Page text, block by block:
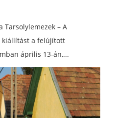
Tarsolylemezek – A
kiállítást a felújított
április 13-án,...